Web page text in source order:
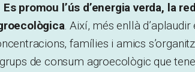
Es promou l’ús d’energia verda, la
. Així, més enllà
famílies i amics
de consum agroecològic que